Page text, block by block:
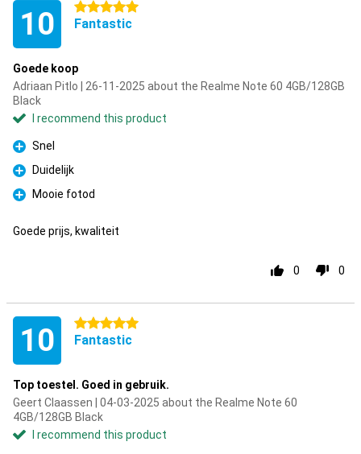
10 5 stars
Fantastic
Goede koop
Adriaan Pitlo | 26-11-2025 about the Realme Note 60 4GB/128GB
Black
I recommend this product
Pro
Snel
Pro
Duidelijk
Pro
Mooie fotod
Goede prijs, kwaliteit
0 0
10 5 stars
Fantastic
Top toestel. Goed in gebruik.
Geert Claassen | 04-03-2025 about the Realme Note 60
4GB/128GB Black
I recommend this product